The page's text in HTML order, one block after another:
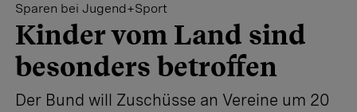
Sparen bei Jugend+Sport
Kinder vom Land sind
besonders betroffen
Der Bund will Zuschüsse an Vereine um 20